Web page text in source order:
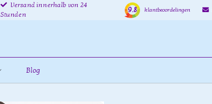
Versand innerhalb von 24
Stunden
9.8 klantbeoordelingen
Blog